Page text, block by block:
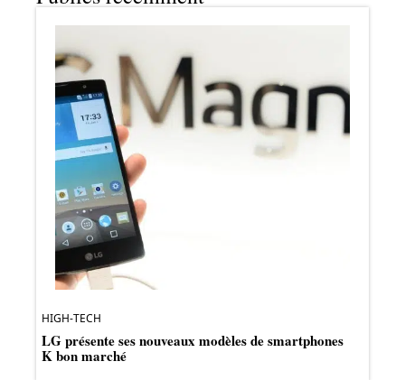
HIGH-TECH
LG présente ses nouveaux modèles de smartphones
K bon marché